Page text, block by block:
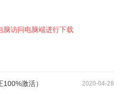
脑访问电脑端进行下载
激活） 2020-04-28